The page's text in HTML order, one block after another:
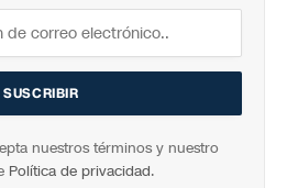
nuestros términos y nuestro
Política de privacidad.